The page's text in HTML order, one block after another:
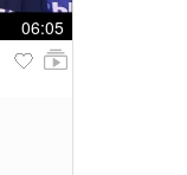
06:05